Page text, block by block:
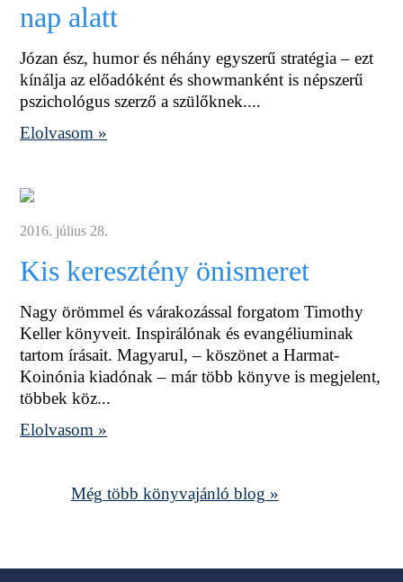
nap alatt
Józan ész, humor és néhány egyszerű stratégia – ezt
kínálja az előadóként és showmanként is népszerű
pszichológus szerző a szülőknek....
Elolvasom »
2016. július 28.
Kis keresztény önismeret
Nagy örömmel és várakozással forgatom Timothy
Keller könyveit. Inspirálónak és evangéliuminak
tartom írásait. Magyarul, – köszönet a Harmat-
Koinónia kiadónak – már több könyve is megjelent,
többek köz...
Elolvasom »
Még több könyvajánló blog »